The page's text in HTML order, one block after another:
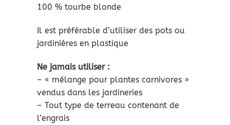
100 % tourbe blonde
Il est préférable d’utiliser des pots ou
jardinières en plastique
Ne jamais utiliser :
– « mélange pour plantes carnivores »
vendus dans les jardineries
– Tout type de terreau contenant de
l’engrais